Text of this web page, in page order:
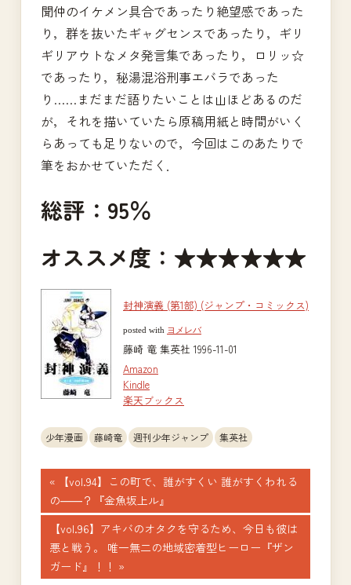
聞仲のイケメン具合であったり絶望感であった
り，群を抜いたギャグセンスであったり，ギリ
ギリアウトなメタ発言集であったり，ロリッ☆
であったり，秘湯混浴刑事エバラであった
り……まだまだ語りたいことは山ほどあるのだ
が，それを描いていたら原稿用紙と時間がいく
らあっても足りないので，今回はこのあたりで
筆をおかせていただく．
総評：95％
オススメ度：★★★★★★
封神演義 (第1部) (ジャンプ・コミックス)
posted with ヨメレバ
藤崎 竜 集英社 1996-11-01
Amazon
Kindle
楽天ブックス
少年漫画 藤崎竜 週刊少年ジャンプ 集英社
投
稿
ナ
ビ
前
の
記
事:
【vol.94】この町で、誰がすくい 誰がすくわれる
の――？『金魚坂上ル』
次
の
記
【vol.96】アキバのオタクを守るため、今日も彼は
悪と戦う。 唯一無二の地域密着型ヒーロー『ザン
ガード』！！